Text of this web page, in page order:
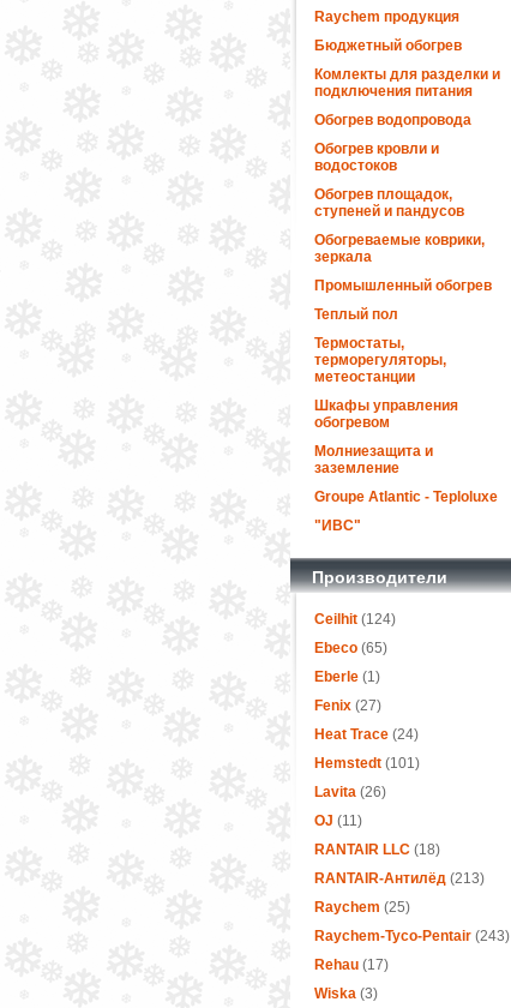
Raychem продукция
Бюджетный обогрев
Комлекты для разделки и
подключения питания
Обогрев водопровода
Обогрев кровли и
водостоков
Обогрев площадок,
ступеней и пандусов
Обогреваемые коврики,
зеркала
Промышленный обогрев
Теплый пол
Термостаты,
терморегуляторы,
метеостанции
Шкафы управления
обогревом
Молниезащита и
заземление
Groupe Atlantic - Teploluxe
"ИВС"
Производители
Ceilhit(124)
Ebeco(65)
Eberle(1)
Fenix(27)
Heat Trace(24)
Hemstedt(101)
Lavita(26)
OJ (11)
RANTAIR LLC(18)
RANTAIR-Антилёд(213)
Raychem (25)
Raychem-Tyco-Pentair (243)
Rehau(17)
Wiska(3)